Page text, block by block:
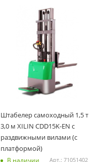
Штабелер самоходный 1,5 т
3,0 м XILIN CDD15K-EN с
раздвижными вилами (с
платформой)
В наличии Арт.: 71051402